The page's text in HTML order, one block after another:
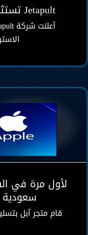
Jetapult تستثمر في يومكس ستوديو
لأول مرة في
لأول مرة في
سعودية
قام متجر آبل